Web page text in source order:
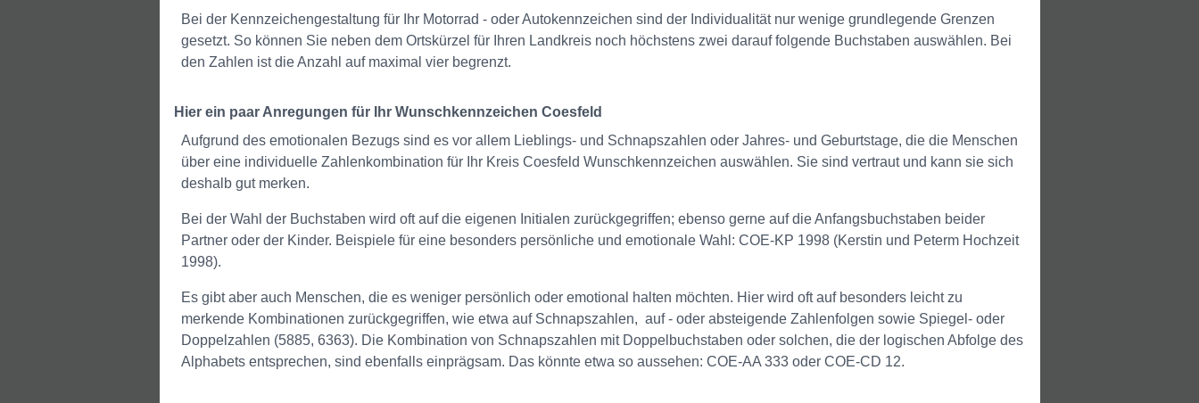
Bei der Kennzeichengestaltung für Ihr Motorrad - oder Autokennzeichen sind der Individualität nur wenige grundlegende Grenzen
gesetzt. So können Sie neben dem Ortskürzel für Ihren Landkreis noch höchstens zwei darauf folgende Buchstaben auswählen. Bei
den Zahlen ist die Anzahl auf maximal vier begrenzt.
Hier ein paar Anregungen für Ihr Wunschkennzeichen Coesfeld
Aufgrund des emotionalen Bezugs sind es vor allem Lieblings- und Schnapszahlen oder Jahres- und Geburtstage, die die Menschen
über eine individuelle Zahlenkombination für Ihr Kreis Coesfeld Wunschkennzeichen auswählen. Sie sind vertraut und kann sie sich
deshalb gut merken.
Bei der Wahl der Buchstaben wird oft auf die eigenen Initialen zurückgegriffen; ebenso gerne auf die Anfangsbuchstaben beider
Partner oder der Kinder. Beispiele für eine besonders persönliche und emotionale Wahl: COE-KP 1998 (Kerstin und Peterm Hochzeit
1998).
Es gibt aber auch Menschen, die es weniger persönlich oder emotional halten möchten. Hier wird oft auf besonders leicht zu
merkende Kombinationen zurückgegriffen, wie etwa auf Schnapszahlen, auf - oder absteigende Zahlenfolgen sowie Spiegel- oder
Doppelzahlen (5885, 6363). Die Kombination von Schnapszahlen mit Doppelbuchstaben oder solchen, die der logischen Abfolge des
Alphabets entsprechen, sind ebenfalls einprägsam. Das könnte etwa so aussehen: COE-AA 333 oder COE-CD 12.